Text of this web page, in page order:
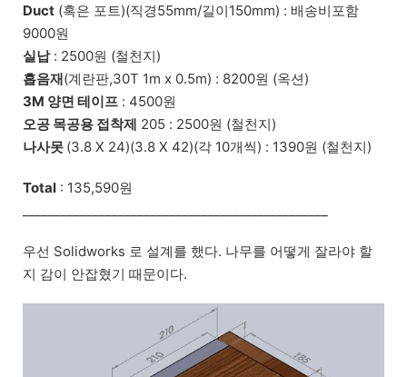
Duct (혹은 포트)(직경55mm/길이150mm) : 배송비포함
9000원
실납: 2500원 (철천지)
흡음재(계란판,30T 1m x 0.5m) : 8200원 (옥션)
3M 양면 테이프 : 4500원
오공 목공용 접착제 205 : 2500원 (철천지)
나사못 (3.8 X 24)(3.8 X 42)(각 10개씩) : 1390원 (철천지)
Total : 135,590원
우선 Solidworks 로 설계를 했다. 나무를 어떻게 잘라야 할
지 감이 안잡혔기 때문이다.